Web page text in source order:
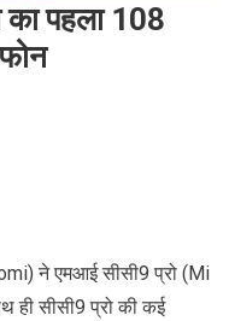
का पहला 108
ने एमआई सीसी9 प्रो (Mi
ही सीसी9 प्रो की कई